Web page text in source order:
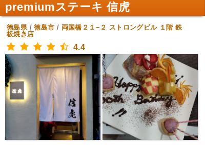
premiumステーキ 信虎
徳島県/徳島市 / 両国橋２１−２ ストロングビル １階 鉄
板焼き店
4.4